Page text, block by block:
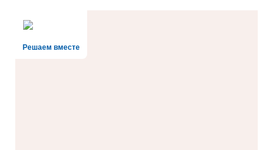
Решаем вместе